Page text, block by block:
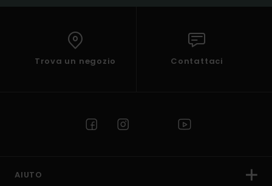
Trova un negozio Contattaci
AIUTO